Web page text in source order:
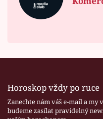
Horoskop vždy po ruce
Zanechte nám váš e-mail a my
budeme zasílat pravidelný